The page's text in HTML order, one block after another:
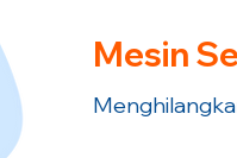
Mesin